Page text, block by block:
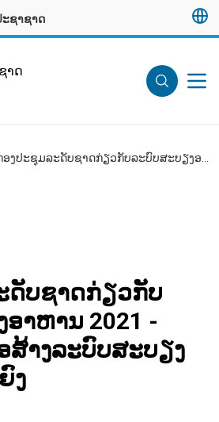
ຊາຊາດ
າດ
ດັບຊາດກ່ຽວກັບ
າຫານ 2021 -
ສ້າງລະບົບສະບຽງ
ງ